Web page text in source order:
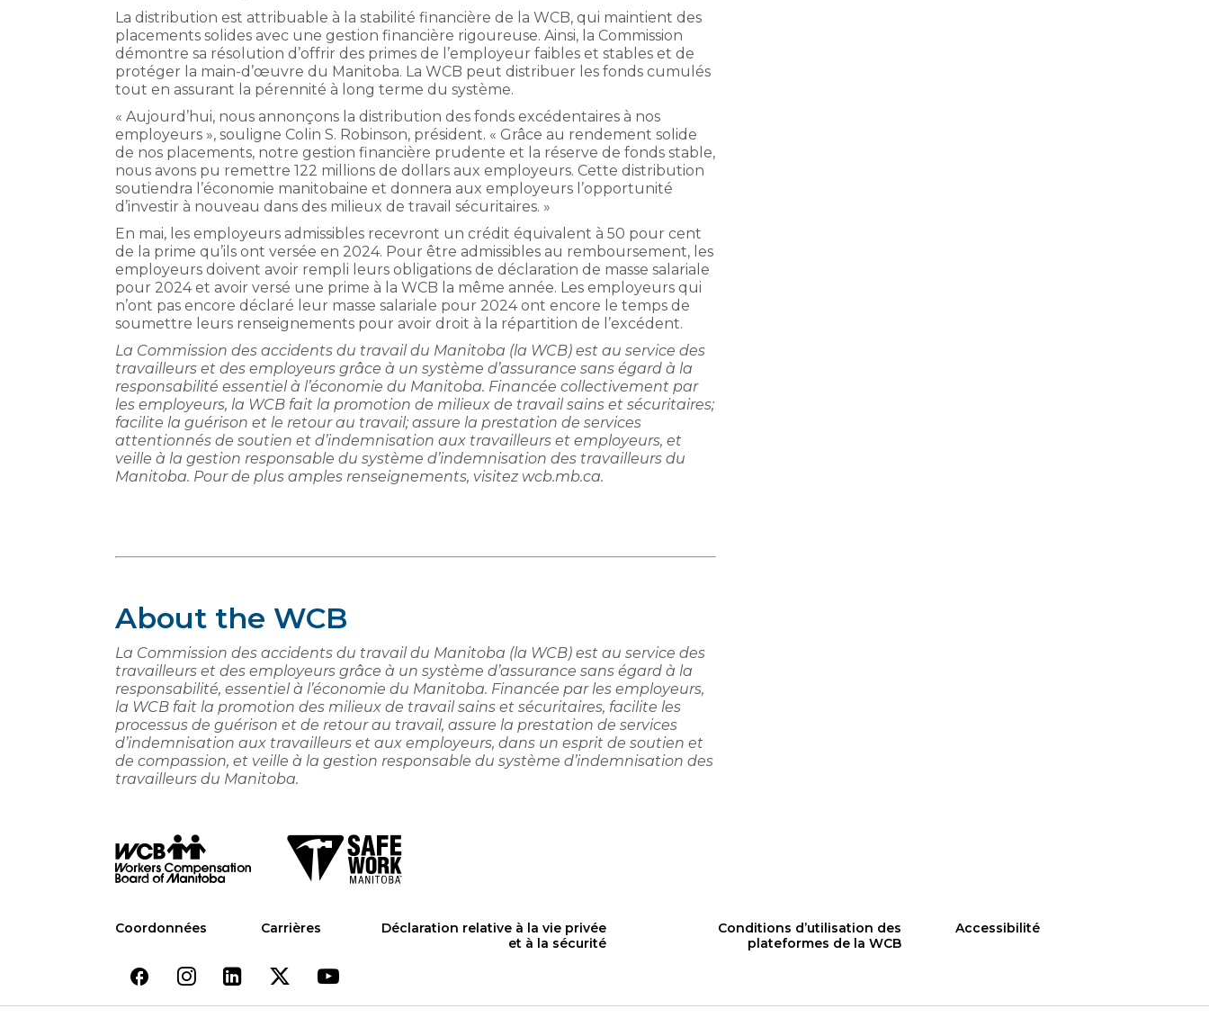
La distribution est attribuable à la stabilité financière de la WCB, qui maintient des
placements solides avec une gestion financière rigoureuse. Ainsi, la Commission
démontre sa résolution d’offrir des primes de l’employeur faibles et stables et de
protéger la main-d’œuvre du Manitoba. La WCB peut distribuer les fonds cumulés
tout en assurant la pérennité à long terme du système.
« Aujourd’hui, nous annonçons la distribution des fonds excédentaires à nos
employeurs », souligne Colin S. Robinson, président. « Grâce au rendement solide
de nos placements, notre gestion financière prudente et la réserve de fonds stable,
nous avons pu remettre 122 millions de dollars aux employeurs. Cette distribution
soutiendra l’économie manitobaine et donnera aux employeurs l’opportunité
d’investir à nouveau dans des milieux de travail sécuritaires. »
En mai, les employeurs admissibles recevront un crédit équivalent à 50 pour cent
de la prime qu’ils ont versée en 2024. Pour être admissibles au remboursement, les
employeurs doivent avoir rempli leurs obligations de déclaration de masse salariale
pour 2024 et avoir versé une prime à la WCB la même année. Les employeurs qui
n’ont pas encore déclaré leur masse salariale pour 2024 ont encore le temps de
soumettre leurs renseignements pour avoir droit à la répartition de l’excédent.
La Commission des accidents du travail du Manitoba (la WCB) est au service des
travailleurs et des employeurs grâce à un système d’assurance sans égard à la
responsabilité essentiel à l’économie du Manitoba. Financée collectivement par
les employeurs, la WCB fait la promotion de milieux de travail sains et sécuritaires;
facilite la guérison et le retour au travail; assure la prestation de services
attentionnés de soutien et d’indemnisation aux travailleurs et employeurs, et
veille à la gestion responsable du système d’indemnisation des travailleurs du
Manitoba. Pour de plus amples renseignements, visitez wcb.mb.ca.
About the WCB
La Commission des accidents du travail du Manitoba (la WCB) est au service des
travailleurs et des employeurs grâce à un système d’assurance sans égard à la
responsabilité, essentiel à l’économie du Manitoba. Financée par les employeurs,
la WCB fait la promotion des milieux de travail sains et sécuritaires, facilite les
processus de guérison et de retour au travail, assure la prestation de services
d’indemnisation aux travailleurs et aux employeurs, dans un esprit de soutien et
de compassion, et veille à la gestion responsable du système d’indemnisation des
travailleurs du Manitoba.
Coordonnées Carrières
Déclaration relative à la vie privée
et à la sécurité
Conditions d’utilisation des
plateformes de la WCB
Accessibilité